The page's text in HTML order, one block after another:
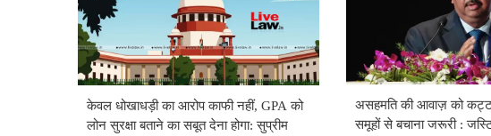
केवल धोखाधड़ी का आरोप काफी नहीं, GPA को
लोन सुरक्षा बताने का सबूत देना होगा: सुप्रीम
असहमति की आवाज़ को
समूहों से बचाना जरूरी :